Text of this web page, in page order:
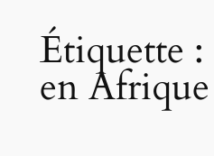
Étiquette :
en Afrique